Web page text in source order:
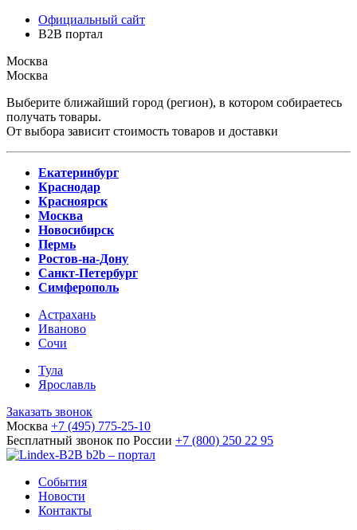
Официальный сайт
B2B портал
Москва
Москва
Выберите ближайший город (регион), в котором собираетесь
получать товары.
От выбора зависит стоимость товаров и доставки
Екатеринбург
Краснодар
Красноярск
Москва
Новосибирск
Пермь
Ростов-на-Дону
Санкт-Петербург
Симферополь
Астрахань
Иваново
Сочи
Тула
Ярославль
Заказать звонок
Москва +7 (495) 775-25-10
Бесплатный звонок по России +7 (800) 250 22 95
b2b – портал
События
Новости
Контакты